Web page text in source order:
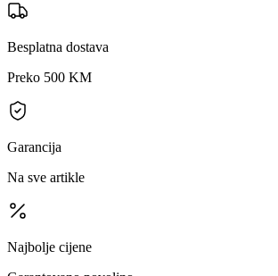
Besplatna dostava
Preko 500 KM
Garancija
Na sve artikle
Najbolje cijene